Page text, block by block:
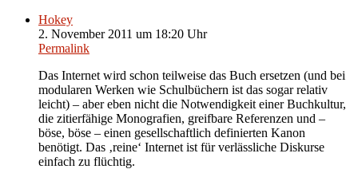
Hokey
2. November 2011 um 18:20 Uhr
Permalink
Das Internet wird schon teilweise das Buch ersetzen (und bei
modularen Werken wie Schulbüchern ist das sogar relativ
leicht) – aber eben nicht die Notwendigkeit einer Buchkultur,
die zitierfähige Monografien, greifbare Referenzen und –
böse, böse – einen gesellschaftlich definierten Kanon
benötigt. Das ‚reine‘ Internet ist für verlässliche Diskurse
einfach zu flüchtig.